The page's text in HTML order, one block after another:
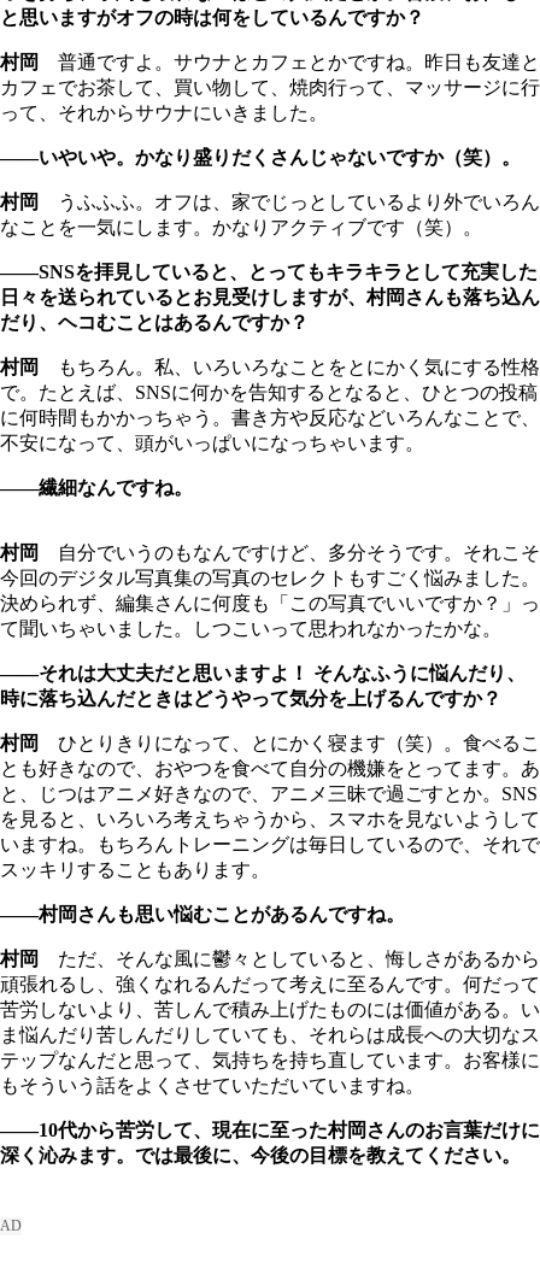
と思いますがオフの時は何をしているんですか？
村岡
普通ですよ。サウナとカフェとかですね。昨日も友達と
カフェでお茶して、買い物して、焼肉行って、マッサージに行
って、それからサウナにいきました。
――いやいや。かなり盛りだくさんじゃないですか（笑）。
村岡
うふふふ。オフは、家でじっとしているより外でいろん
なことを一気にします。かなりアクティブです（笑）。
――SNSを拝見していると、とってもキラキラとして充実した
日々を送られているとお見受けしますが、村岡さんも落ち込ん
だり、ヘコむことはあるんですか？
村岡
もちろん。私、いろいろなことをとにかく気にする性格
で。たとえば、SNSに何かを告知するとなると、ひとつの投稿
に何時間もかかっちゃう。書き方や反応などいろんなことで、
不安になって、頭がいっぱいになっちゃいます。
――繊細なんですね。
村岡
自分でいうのもなんですけど、多分そうです。それこそ
今回のデジタル写真集の写真のセレクトもすごく悩みました。
決められず、編集さんに何度も「この写真でいいですか？」っ
て聞いちゃいました。しつこいって思われなかったかな。
――それは大丈夫だと思いますよ！ そんなふうに悩んだり、
時に落ち込んだときはどうやって気分を上げるんですか？
村岡
ひとりきりになって、とにかく寝ます（笑）。食べるこ
とも好きなので、おやつを食べて自分の機嫌をとってます。あ
と、じつはアニメ好きなので、アニメ三昧で過ごすとか。SNS
を見ると、いろいろ考えちゃうから、スマホを見ないようして
いますね。もちろんトレーニングは毎日しているので、それで
スッキリすることもあります。
――村岡さんも思い悩むことがあるんですね。
村岡
ただ、そんな風に鬱々としていると、悔しさがあるから
頑張れるし、強くなれるんだって考えに至るんです。何だって
苦労しないより、苦しんで積み上げたものには価値がある。い
ま悩んだり苦しんだりしていても、それらは成長への大切なス
テップなんだと思って、気持ちを持ち直しています。お客様に
もそういう話をよくさせていただいていますね。
――10代から苦労して、現在に至った村岡さんのお言葉だけに
深く沁みます。では最後に、今後の目標を教えてください。